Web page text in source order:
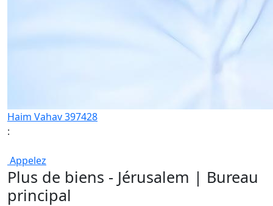
Haim Vahav 397428
:
Appelez
Plus de biens - Jérusalem | Bureau
principal